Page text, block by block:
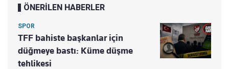
ÖNERİLEN HABERLER
SPOR
TFF bahiste başkanlar için
düğmeye bastı: Küme düşme
tehlikesi